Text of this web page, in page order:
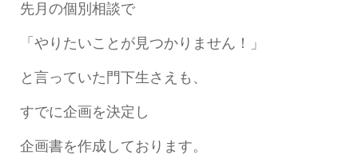
先月の個別相談で
「やりたいことが見つかりません！」
と言っていた門下生さえも、
すでに企画を決定し
企画書を作成しております。